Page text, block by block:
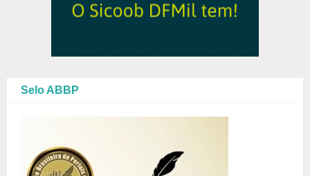
Selo ABBP